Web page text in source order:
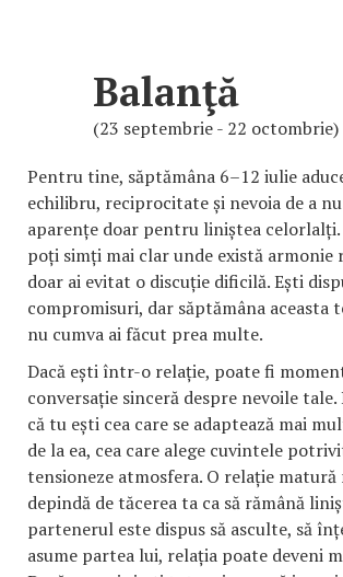
Balanţă
(23 septembrie - 22 octombrie)
Pentru tine, săptămâna 6–12 iulie
echilibru, reciprocitate și nevoia de a
aparențe doar pentru liniștea
poți simți mai clar unde există armonie
doar ai evitat o discuție dificilă. Ești
compromisuri, dar săptămâna aceasta
nu cumva ai făcut prea multe.
Dacă ești într-o relație, poate fi
conversație sinceră despre nevoile
că tu ești cea care se adaptează mai
de la ea, cea care alege cuvintele
tensioneze atmosfera. O relație matură
depindă de tăcerea ta ca să rămână
partenerul este dispus să asculte, să
asume partea lui, relația poate deveni